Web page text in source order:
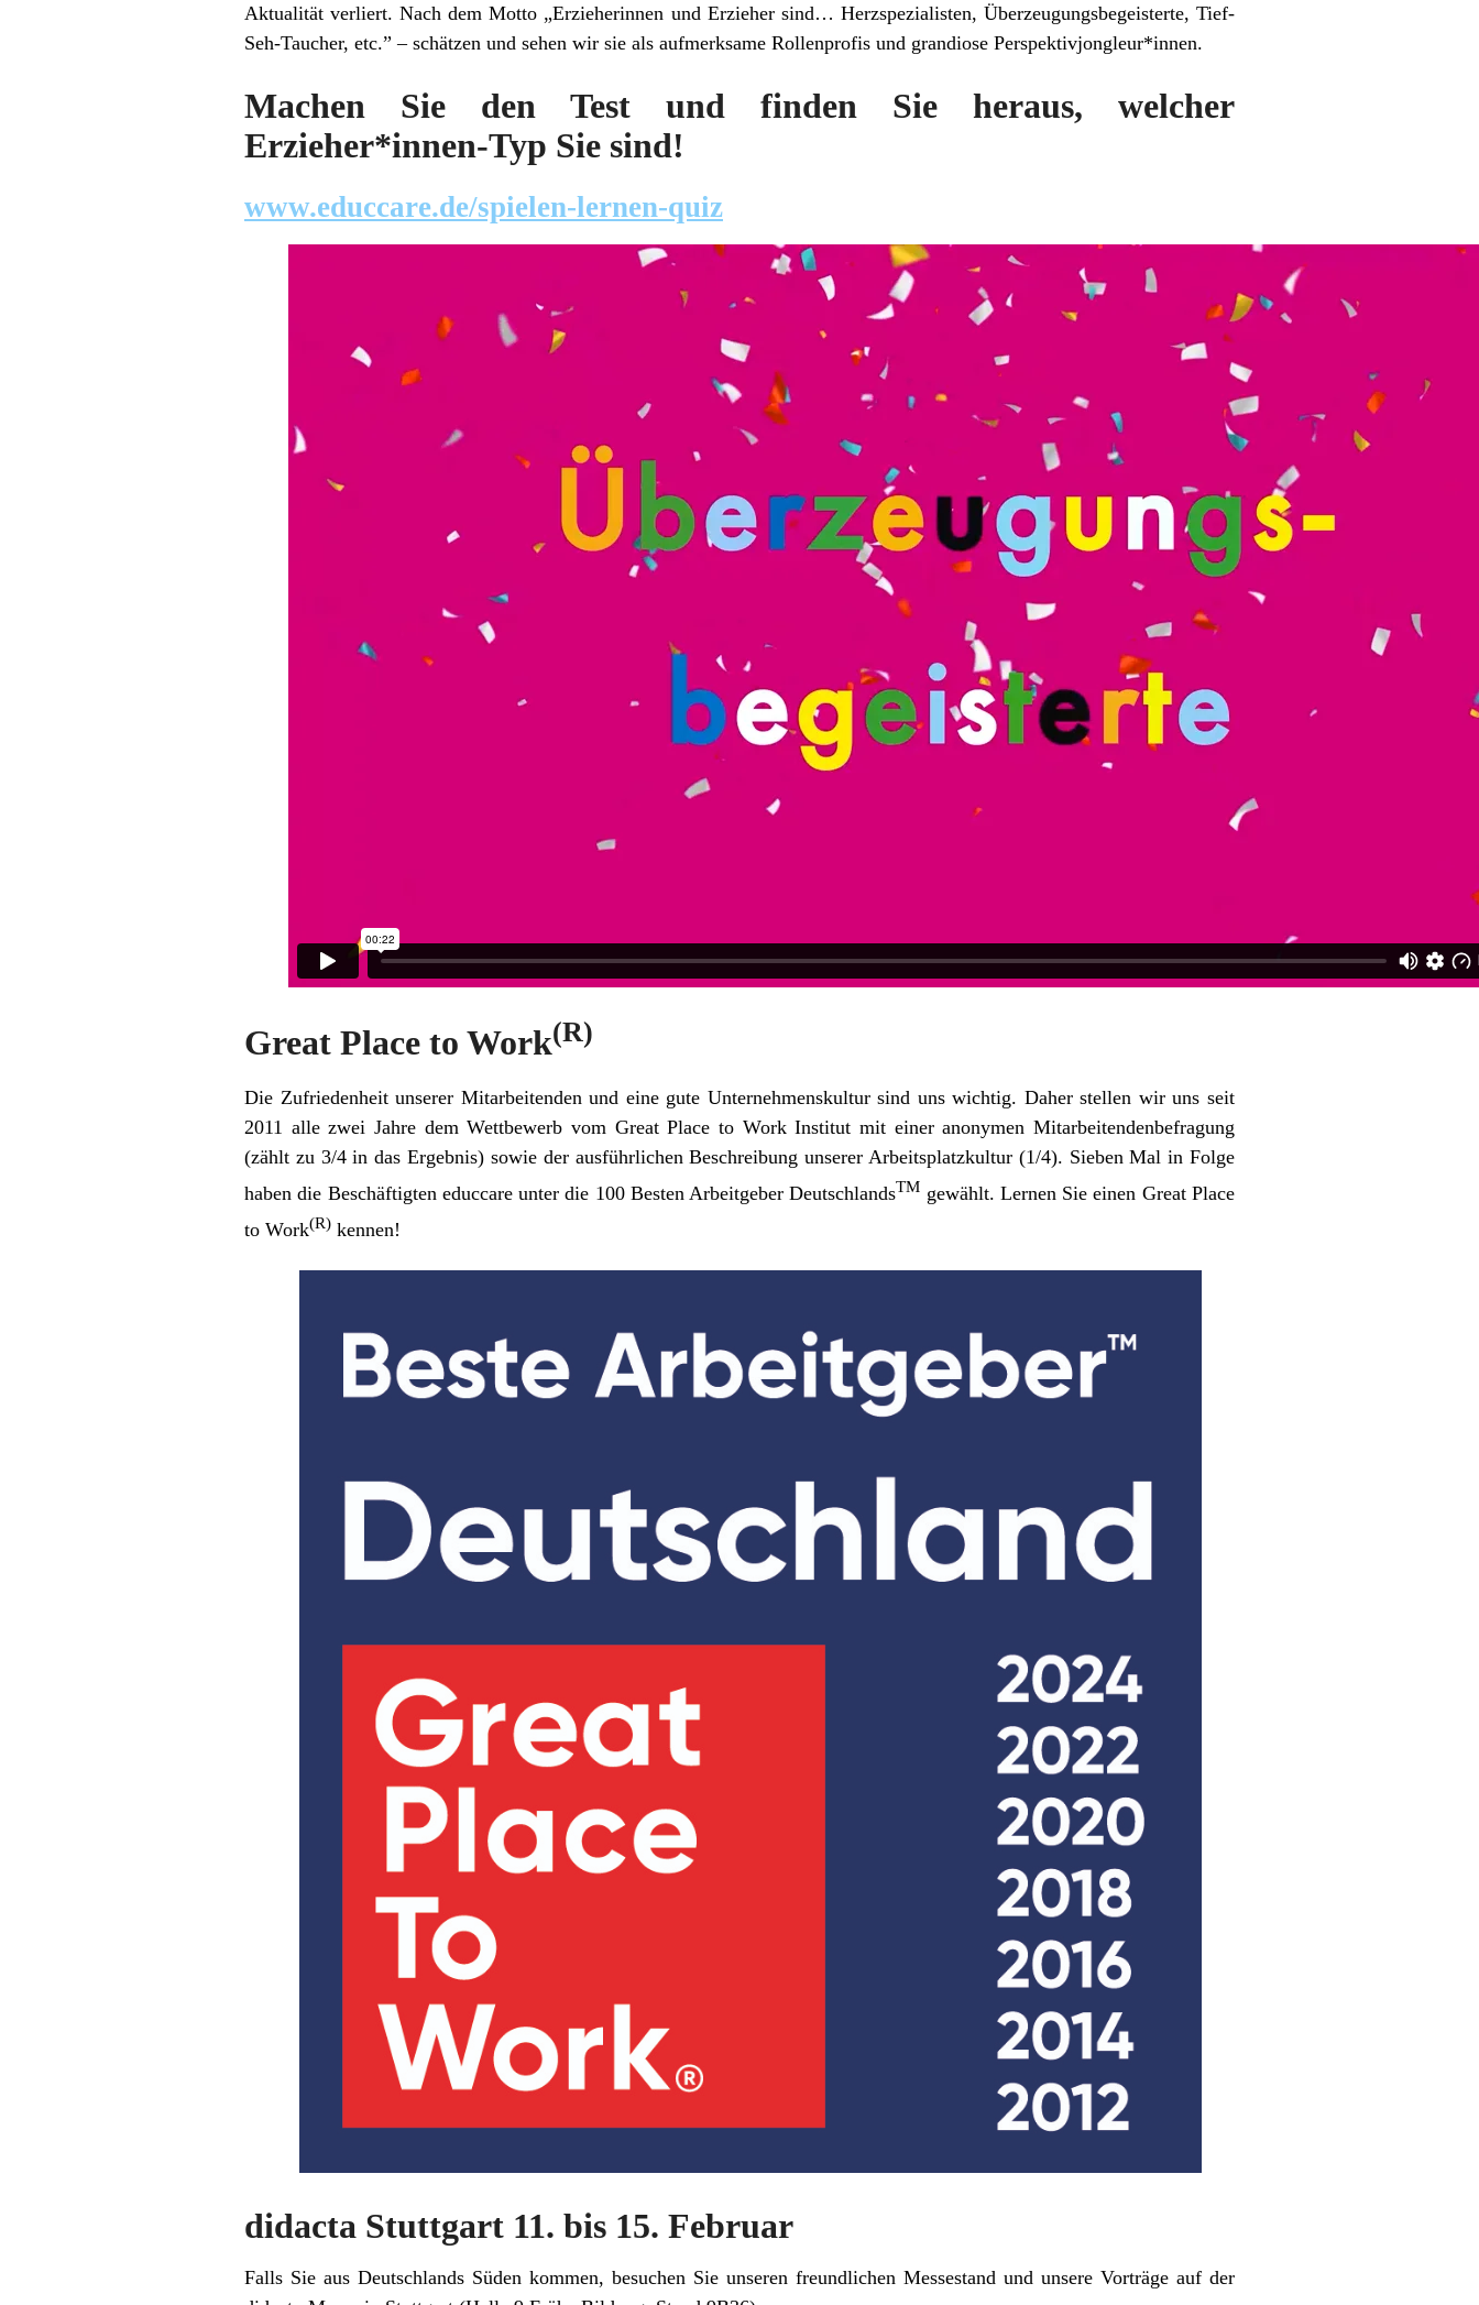
Aktualität verliert. Nach dem Motto „Erzieherinnen und Erzieher sind… Herzspezialisten, Überzeugungsbegeisterte, Tief-
Seh-Taucher, etc.” – schätzen und sehen wir sie als aufmerksame Rollenprofis und grandiose Perspektivjongleur*innen.
Machen Sie den Test und finden Sie heraus, welcher
Erzieher*innen-Typ Sie sind!
www.educcare.de/spielen-lernen-quiz
Great Place to Work(R)
Die Zufriedenheit unserer Mitarbeitenden und eine gute Unternehmenskultur sind uns wichtig. Daher stellen wir uns seit
2011 alle zwei Jahre dem Wettbewerb vom Great Place to Work Institut mit einer anonymen Mitarbeitendenbefragung
(zählt zu 3/4 in das Ergebnis) sowie der ausführlichen Beschreibung unserer Arbeitsplatzkultur (1/4). Sieben Mal in Folge
haben die Beschäftigten educcare unter die 100 Besten Arbeitgeber DeutschlandsTM gewählt. Lernen Sie einen Great Place
to Work(R) kennen!
didacta Stuttgart 11. bis 15. Februar
Falls Sie aus Deutschlands Süden kommen, besuchen Sie unseren freundlichen Messestand und unsere Vorträge auf der